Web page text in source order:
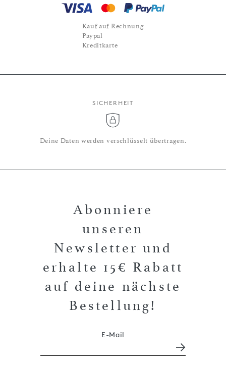
Kauf auf Rechnung
Paypal
Kreditkarte
SICHERHEIT
Deine Daten werden verschlüsselt übertragen.
Abonniere
unseren
Newsletter und
erhalte 15€ Rabatt
auf deine nächste
Bestellung!
E-Mail